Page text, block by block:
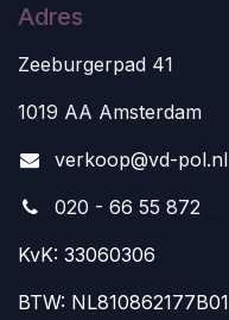
Adres
Zeeburgerpad 41
1019 AA Amsterdam
verkoop@vd-pol.nl
020 - 66 55 872
KvK: 33060306
BTW: NL810862177B01